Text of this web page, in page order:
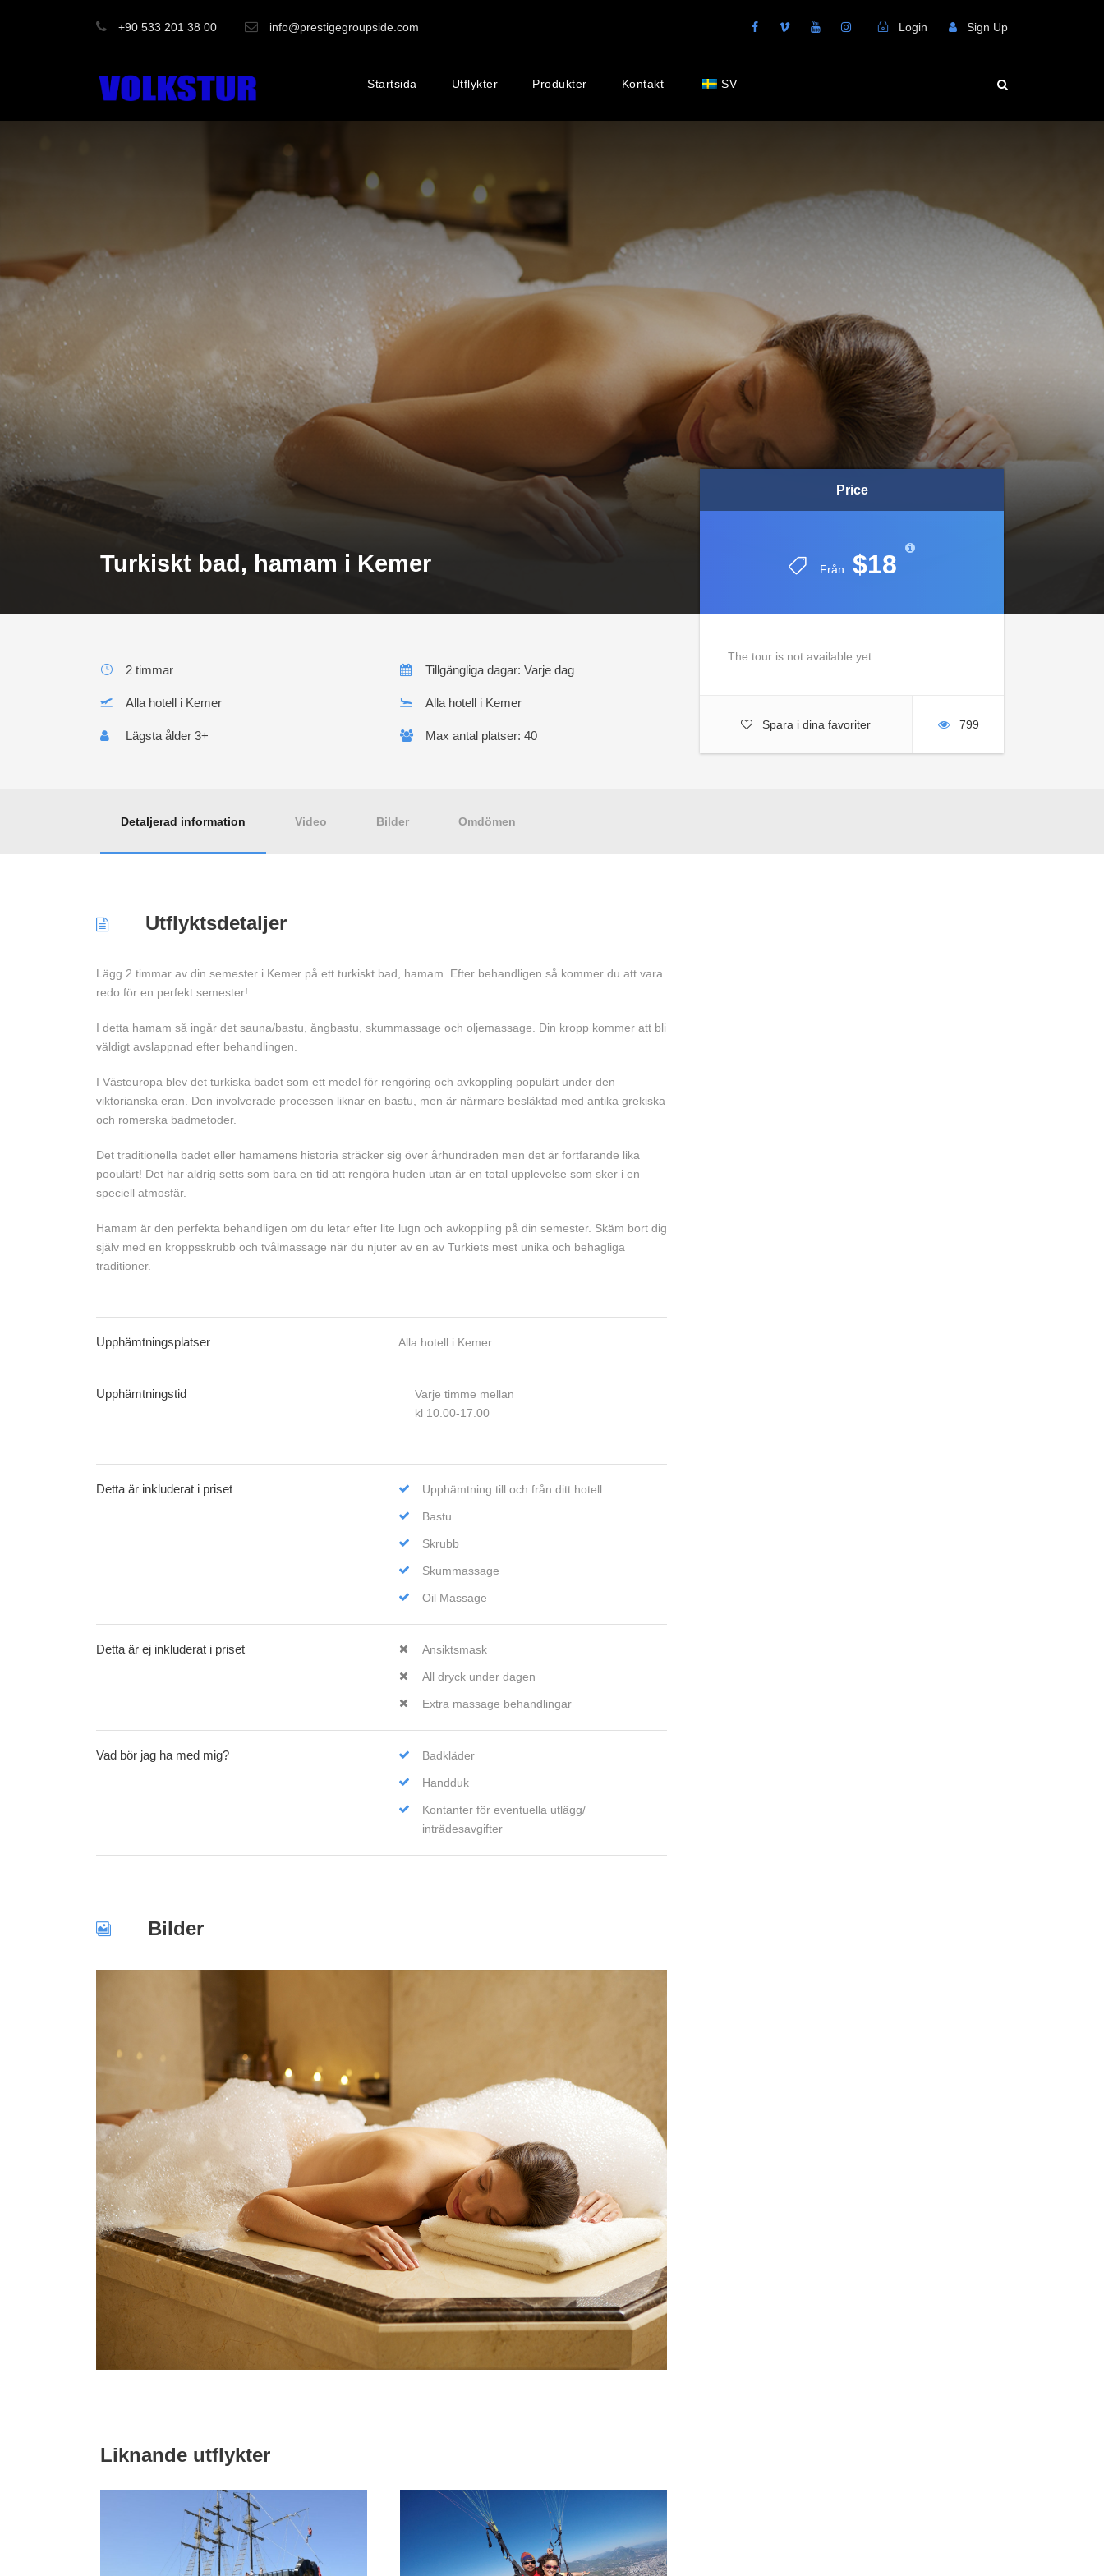
+90 533 201 38 00 info@prestigegroupside.com Login Sign Up
Startsida Utflykter Produkter Kontakt SV
Turkiskt bad, hamam i Kemer
Price
Från $18
Price
Från $18
The tour is not available yet.
Spara i dina favoriter 799
2 timmar Tillgängliga dagar: Varje dag
Alla hotell i Kemer Alla hotell i Kemer
Lägsta ålder 3+ Max antal platser: 40
Detaljerad information Video Bilder Omdömen
Utflyktsdetaljer
Lägg 2 timmar av din semester i Kemer på ett turkiskt bad, hamam. Efter behandligen så kommer du att vara
redo för en perfekt semester!
I detta hamam så ingår det sauna/bastu, ångbastu, skummassage och oljemassage. Din kropp kommer att bli
väldigt avslappnad efter behandlingen.
I Västeuropa blev det turkiska badet som ett medel för rengöring och avkoppling populärt under den
viktorianska eran. Den involverade processen liknar en bastu, men är närmare besläktad med antika grekiska
och romerska badmetoder.
Det traditionella badet eller hamamens historia sträcker sig över århundraden men det är fortfarande lika
pooulärt! Det har aldrig setts som bara en tid att rengöra huden utan är en total upplevelse som sker i en
speciell atmosfär.
Hamam är den perfekta behandligen om du letar efter lite lugn och avkoppling på din semester. Skäm bort dig
själv med en kroppsskrubb och tvålmassage när du njuter av en av Turkiets mest unika och behagliga
traditioner.
Upphämtningsplatser Alla hotell i Kemer
Upphämtningstid
Varje timme mellan
kl 10.00-17.00
Detta är inkluderat i priset Upphämtning till och från ditt hotell
Bastu
Skrubb
Skummassage
Oil Massage
Detta är ej inkluderat i priset Ansiktsmask
All dryck under dagen
Extra massage behandlingar
Vad bör jag ha med mig? Badkläder
Handduk
Kontanter för eventuella utlägg/
inträdesavgifter
Bilder
Liknande utflykter